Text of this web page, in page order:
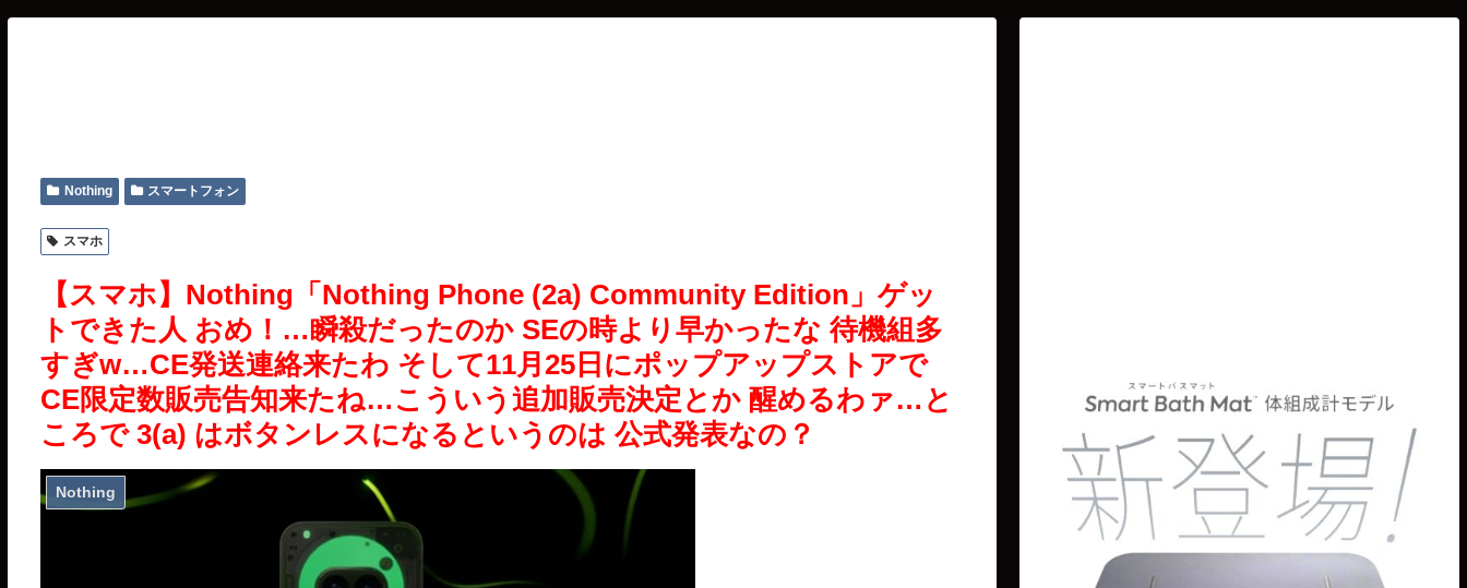
Nothing スマートフォン
スマホ
【スマホ】Nothing「Nothing Phone (2a) Community Edition」ゲッ
トできた人 おめ！…瞬殺だったのか SEの時より早かったな 待機組多
すぎw…CE発送連絡来たわ そして11月25日にポップアップストアで
CE限定数販売告知来たね…こういう追加販売決定とか 醒めるわァ…と
ころで 3(a) はボタンレスになるというのは 公式発表なの？
Nothing